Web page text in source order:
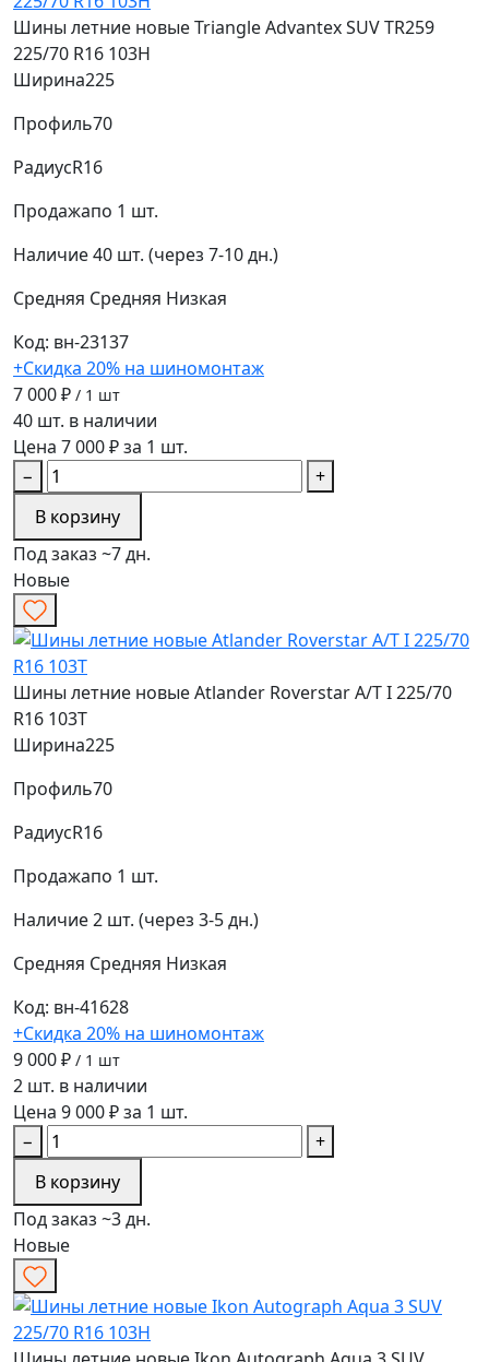
Шины летние новые Triangle Advantex SUV TR259
225/70 R16 103H
Ширина225
Профиль70
РадиусR16
Продажапо 1 шт.
Наличие40 шт. (через 7-10 дн.)
Средняя Средняя Низкая
Код: вн-23137
+Скидка 20% на шиномонтаж
7 000 ₽ / 1 шт
40 шт. в наличии
Цена 7 000 ₽ за 1 шт.
−
+
В корзину
Под заказ ~7 дн.
Новые
Шины летние новые Atlander Roverstar A/T I 225/70
R16 103T
Ширина225
Профиль70
РадиусR16
Продажапо 1 шт.
Наличие2 шт. (через 3-5 дн.)
Средняя Средняя Низкая
Код: вн-41628
+Скидка 20% на шиномонтаж
9 000 ₽ / 1 шт
2 шт. в наличии
Цена 9 000 ₽ за 1 шт.
−
+
В корзину
Под заказ ~3 дн.
Новые